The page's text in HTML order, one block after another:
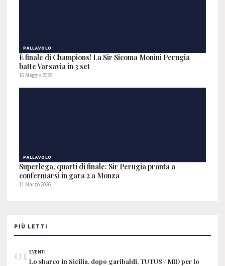
PALLAVOLO
È finale di Champions! La Sir Sicoma Monini Perugia
batte Varsavia in 3 set
16 Maggio 2026
PALLAVOLO
Superlega, quarti di finale: Sir Perugia pronta a
confermarsi in gara 2 a Monza
11 Marzo 2026
PIÙ LETTI
01 EVENTI
Lo sbarco in Sicilia, dopo garibaldi, TUTUS / MID per lo